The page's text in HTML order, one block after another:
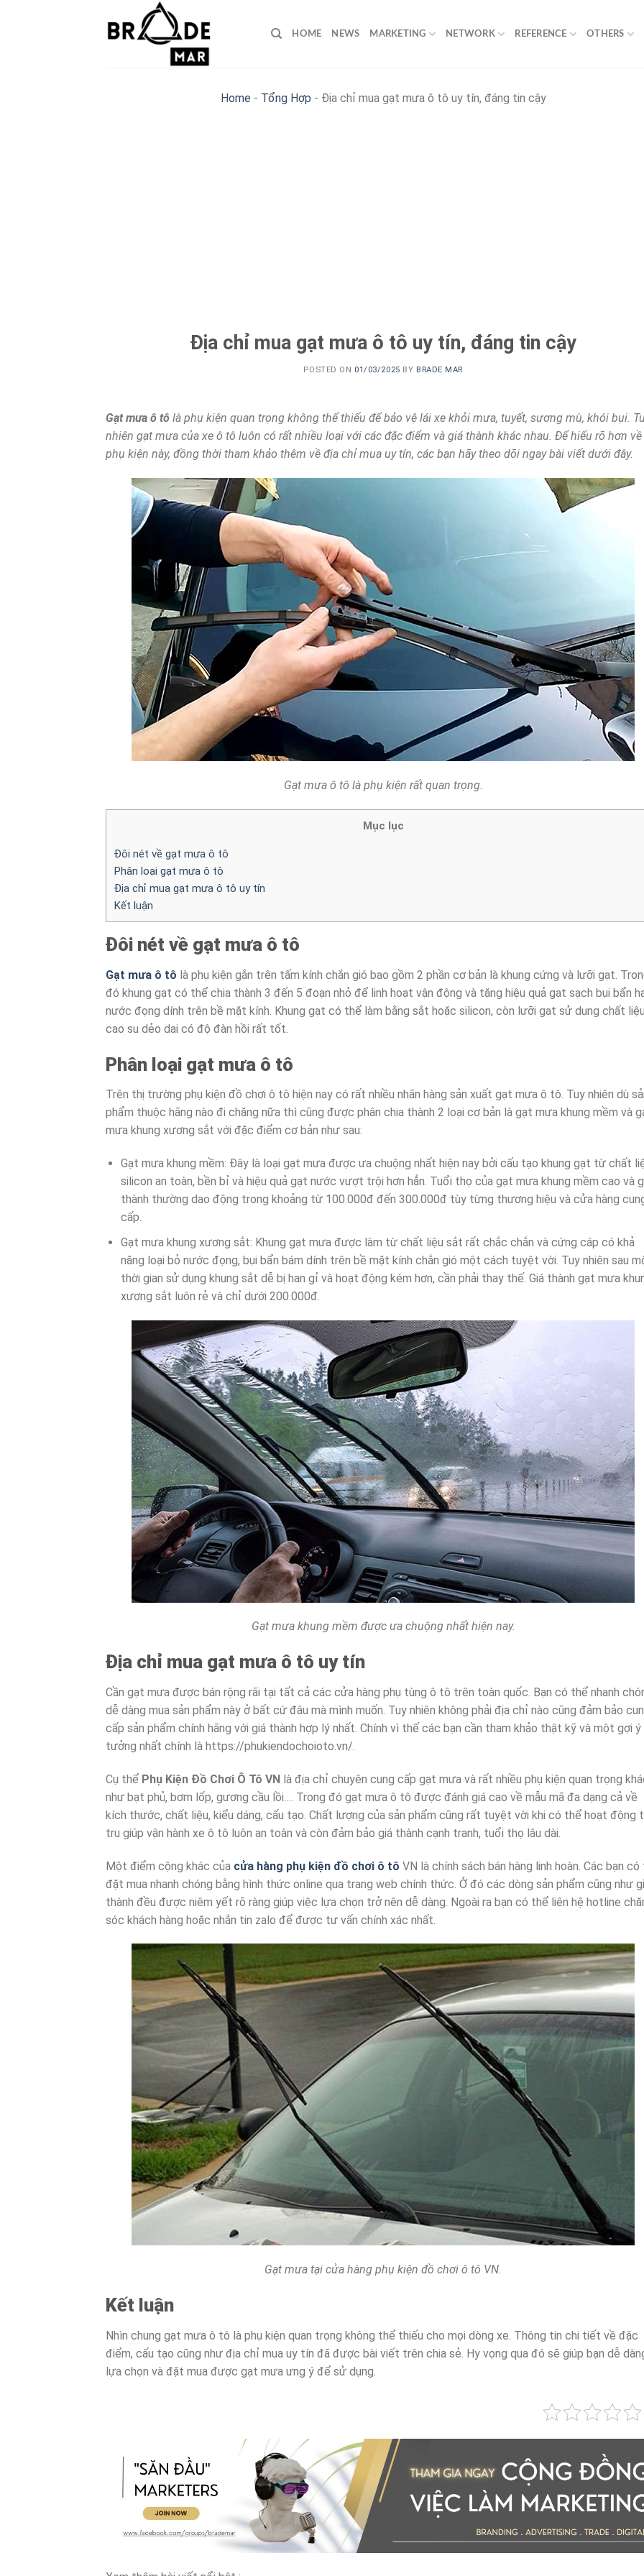
HOME NEWS MARKETING NETWORK REFERENCE OTHERS
Home - Tổng Hợp - Địa chỉ mua gạt mưa ô tô uy tín, đáng tin cậy
Địa chỉ mua gạt mưa ô tô uy tín, đáng tin cậy
POSTED ON 01/03/2025 BY BRADE MAR
Gạt mưa ô tô là phụ kiện quan trọng không thể thiếu để bảo vệ lái xe khỏi mưa, tuyết, sương mù, khói bụi.
nhiên gạt mưa của xe ô tô luôn có rất nhiều loại với các đặc điểm và giá thành khác nhau. Để hiểu rõ hơn về
phụ kiện này, đồng thời tham khảo thêm về địa chỉ mua uy tín, các bạn hãy theo dõi ngay bài viết dưới đây.
Gạt mưa ô tô là phụ kiện rất quan trọng.
Mục lục
Đôi nét về gạt mưa ô tô
Phân loại gạt mưa ô tô
Địa chỉ mua gạt mưa ô tô uy tín
Kết luận
Đôi nét về gạt mưa ô tô
Gạt mưa ô tô là phụ kiện gắn trên tấm kính chắn gió bao gồm 2 phần cơ bản là khung cứng và lưỡi gạt.
đó khung gạt có thể chia thành 3 đến 5 đoạn nhỏ để linh hoạt vận động và tăng hiệu quả gạt sạch bụi bẩn
nước đọng dính trên bề mặt kính. Khung gạt có thể làm bằng sắt hoặc silicon, còn lưỡi gạt sử dụng chất
cao su dẻo dai có độ đàn hồi rất tốt.
Phân loại gạt mưa ô tô
Trên thị trường phụ kiện đồ chơi ô tô hiện nay có rất nhiều nhãn hàng sản xuất gạt mưa ô tô. Tuy nhiên dù
phẩm thuộc hãng nào đi chăng nữa thì cũng được phân chia thành 2 loại cơ bản là gạt mưa khung mềm và
mưa khung xương sắt với đặc điểm cơ bản như sau:
Gạt mưa khung mềm: Đây là loại gạt mưa được ưa chuộng nhất hiện nay bởi cấu tạo khung gạt từ chất
silicon an toàn, bền bỉ và hiệu quả gạt nước vượt trội hơn hẳn. Tuổi thọ của gạt mưa khung mềm cao và
thành thường dao động trong khoảng từ 100.000đ đến 300.000đ tùy từng thương hiệu và cửa hàng
cấp.
Gạt mưa khung xương sắt: Khung gạt mưa được làm từ chất liệu sắt rất chắc chắn và cứng cáp có khả
năng loại bỏ nước đọng, bụi bẩn bám dính trên bề mặt kính chắn gió một cách tuyệt vời. Tuy nhiên sau
thời gian sử dụng khung sắt dễ bị han gỉ và hoạt động kém hơn, cần phải thay thế. Giá thành gạt mưa
xương sắt luôn rẻ và chỉ dưới 200.000đ.
Gạt mưa khung mềm được ưa chuộng nhất hiện nay.
Địa chỉ mua gạt mưa ô tô uy tín
Cần gạt mưa được bán rộng rãi tại tất cả các cửa hàng phụ tùng ô tô trên toàn quốc. Bạn có thể nhanh
dễ dàng mua sản phẩm này ở bất cứ đâu mà mình muốn. Tuy nhiên không phải địa chỉ nào cũng đảm bảo
cấp sản phẩm chính hãng với giá thành hợp lý nhất. Chính vì thế các bạn cần tham khảo thật kỹ và một gợi ý
tưởng nhất chính là https://phukiendochoioto.vn/.
Cụ thể Phụ Kiện Đồ Chơi Ô Tô VN là địa chỉ chuyên cung cấp gạt mưa và rất nhiều phụ kiện quan trọng
như bạt phủ, bơm lốp, gương cầu lồi…. Trong đó gạt mưa ô tô được đánh giá cao về mẫu mã đa dạng cả về
kích thước, chất liệu, kiểu dáng, cấu tạo. Chất lượng của sản phẩm cũng rất tuyệt vời khi có thể hoạt động
tru giúp vận hành xe ô tô luôn an toàn và còn đảm bảo giá thành cạnh tranh, tuổi thọ lâu dài.
Một điểm cộng khác của cửa hàng phụ kiện đồ chơi ô tô VN là chính sách bán hàng linh hoàn. Các bạn
đặt mua nhanh chóng bằng hình thức online qua trang web chính thức. Ở đó các dòng sản phẩm cũng như
thành đều được niêm yết rõ ràng giúp việc lựa chọn trở nên dễ dàng. Ngoài ra bạn có thể liên hệ hotline
sóc khách hàng hoặc nhắn tin zalo để được tư vấn chính xác nhất.
Gạt mưa tại cửa hàng phụ kiện đồ chơi ô tô VN.
Kết luận
Nhìn chung gạt mưa ô tô là phụ kiện quan trọng không thể thiếu cho mọi dòng xe. Thông tin chi tiết về đặc
điểm, cấu tạo cũng như địa chỉ mua uy tín đã được bài viết trên chia sẻ. Hy vọng qua đó sẽ giúp bạn dễ
lựa chọn và đặt mua được gạt mưa ưng ý để sử dụng.